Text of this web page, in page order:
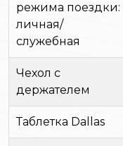
режима поездки:
личная/
служебная
Чехол с
держателем
Таблетка Dallas